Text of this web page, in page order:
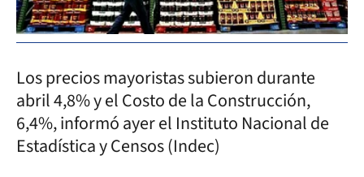
Los precios mayoristas subieron durante
abril 4,8% y el Costo de la Construcción,
6,4%, informó ayer el Instituto Nacional de
Estadística y Censos (Indec)